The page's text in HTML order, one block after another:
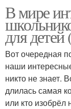
В мире
для
Вот очередная
наши
никто не знает.
длилась самая
или кто